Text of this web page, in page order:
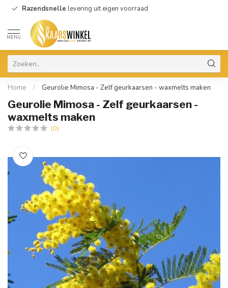
Razendsnelle levering uit eigen voorraad
MENU
Home / Geurolie Mimosa - Zelf geurkaarsen - waxmelts maken
Geurolie Mimosa - Zelf geurkaarsen -
waxmelts maken
(0)